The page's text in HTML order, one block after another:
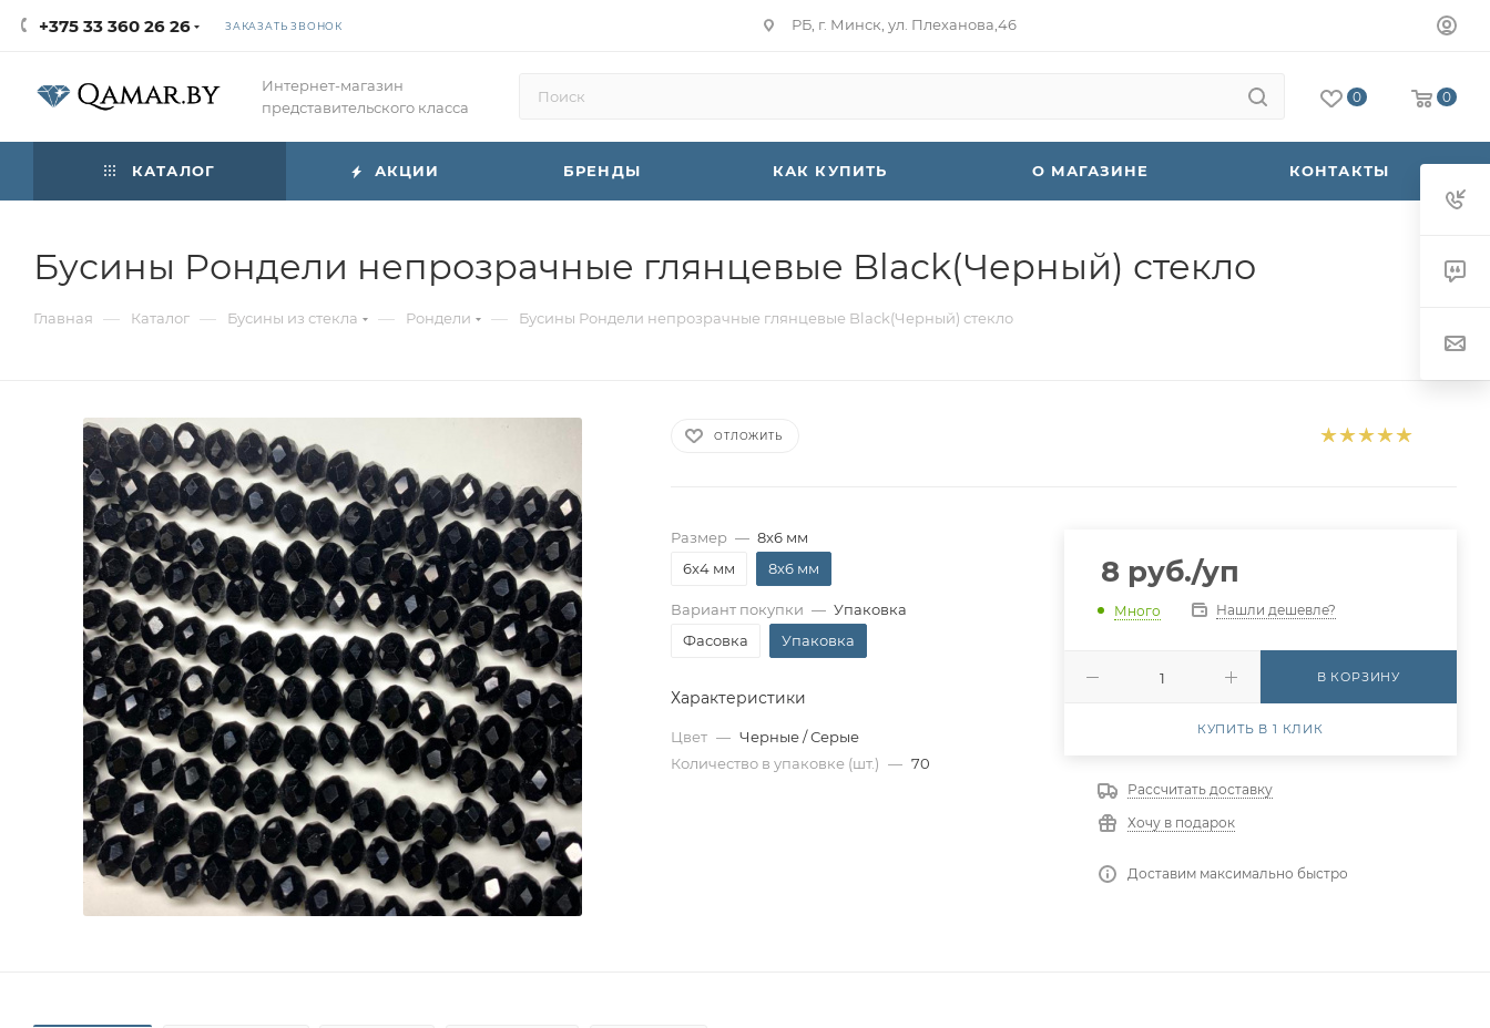
+375 33 360 26 26 ЗАКАЗАТЬ ЗВОНОК РБ, г. Минск, ул. Плеханова,46
Интернет-магазин
представительского класса
0 0
КАТАЛОГ АКЦИИ БРЕНДЫ КАК КУПИТЬ О МАГАЗИНЕ КОНТАКТЫ
Бусины Рондели непрозрачные глянцевые Black(Черный) стекло
Главная — Каталог — Бусины из стекла — Рондели — Бусины Рондели непрозрачные глянцевые Black(Черный) стекло
ОТЛОЖИТЬ
Размер — 8x6 мм
6x4 мм
8x6 мм
Вариант покупки — Упаковка
Фасовка
Упаковка
Характеристики
Цвет — Черные / Серые
Количество в упаковке (шт.) — 70
8руб./уп
Много Нашли дешевле?
В КОРЗИНУ
КУПИТЬ В 1 КЛИК
Рассчитать доставку
Хочу в подарок
Доставим максимально быстро